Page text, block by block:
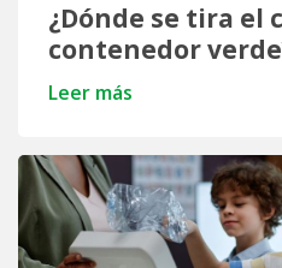
¿Dónde se tira el
contenedor
Leer más